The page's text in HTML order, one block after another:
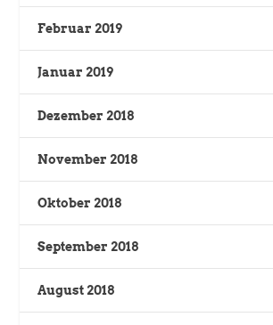
Februar 2019
Januar 2019
Dezember 2018
November 2018
Oktober 2018
September 2018
August 2018